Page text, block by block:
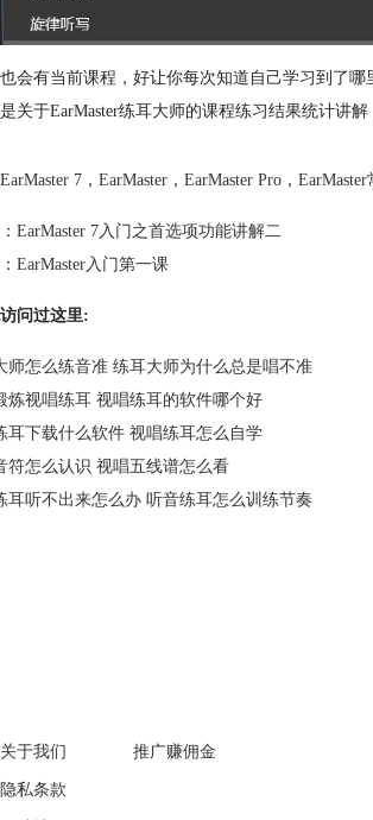
会有当前课程，好让你每次知道自己学习到了哪
关于EarMaster练耳大师的课程练习结果统计讲
EarMaster 7 ， EarMaster ， EarMaster Pro ，
EarMaster 7入门之首选项功能讲解二
EarMaster入门第一课
问过这里:
师怎么练音准 练耳大师为什么总是唱不准
炼视唱练耳 视唱练耳的软件哪个好
耳下载什么软件 视唱练耳怎么自学
符怎么认识 视唱五线谱怎么看
耳听不出来怎么办 听音练耳怎么训练节奏
关于我们
隐私条款
推广赚佣金